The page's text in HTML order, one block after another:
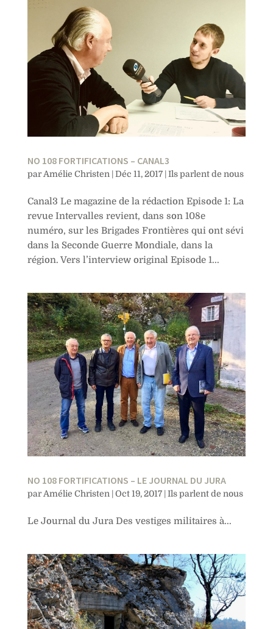
NO 108 FORTIFICATIONS – CANAL3
parAmélie Christen | Déc 11, 2017| Ils parlent de nous
Canal3 Le magazine de la rédaction Episode 1: La
revue Intervalles revient, dans son 108e
numéro, sur les Brigades Frontières qui ont sévi
dans la Seconde Guerre Mondiale, dans la
région. Vers l’interview original Episode 1...
NO 108 FORTIFICATIONS – LE JOURNAL DU JURA
parAmélie Christen| Oct 19, 2017| Ils parlent de nous
Le Journal du Jura Des vestiges militaires à...